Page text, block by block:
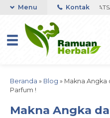
RESPON ORDER VIA
Menu Kontak
Beranda » Blog » Makna Angka
Parfum !
Makna Angka